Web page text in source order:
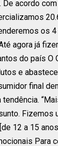
acordo
os
agora já
do país O
e
final
Fizemos
12 a 15
Para